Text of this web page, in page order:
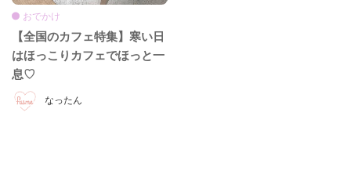
なったん
おでかけ
【全国のカフェ特集】寒い日
はほっこりカフェでほっと一
息♡